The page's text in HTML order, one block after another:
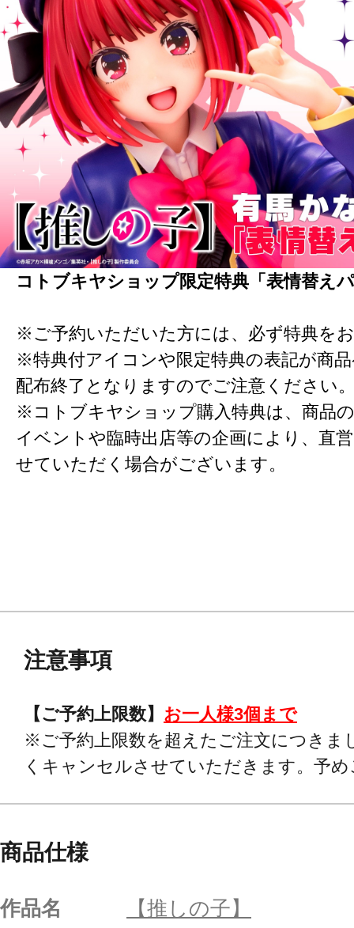
コトブキヤショップ限定特典「表情替え
※ご予約いただいた方には、必ず特典を
※特典付アイコンや限定特典の表記が商
配布終了となりますのでご注意ください
※コトブキヤショップ購入特典は、商品
イベントや臨時出店等の企画により、直
せていただく場合がございます。
注意事項
【ご予約上限数】 お一人様3個まで
※ご予約上限数を超えたご注文につきま
くキャンセルさせていただきます。予
商品仕様
作品名
【推しの子】